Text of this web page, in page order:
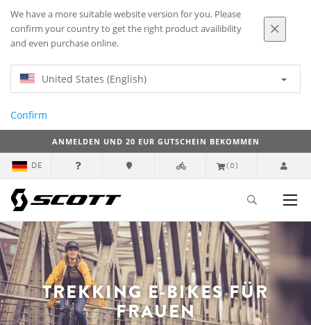
We have a more suitable website version for you. Please
confirm your country to get the right product availibility
and even purchase online.
United States (English)
Confirm
ANMELDEN UND 20 EUR GUTSCHEIN BEKOMMEN
DE (0)
TREKKING E-BIKES FÜR
FRAUEN